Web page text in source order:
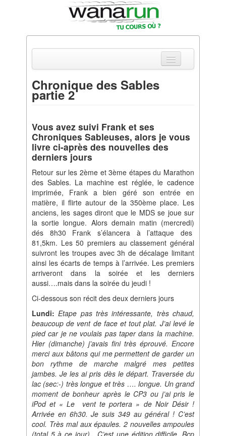
Actualités
Parcours & Courses
Outils & Réseaux
Chronique des Sables
partie 2
Vous avez suivi Frank et ses
Chroniques Sableuses, alors je vous
livre ci-après des nouvelles des
derniers jours
Retour sur les 2ème et 3ème étapes du Marathon
des Sables. La machine est réglée, le cadence
imprimée, Frank a bien géré son entrée en
matière, il flirte autour de la 350ème place. Les
anciens, les sages diront que le MDS se joue sur
la sortie longue. Alors demain matin (mercredi)
dés 8h30 Frank s’élancera à l’attaque des
81,5km. Les 50 premiers au classement général
suivront les troupes avec 3h de décalage limitant
ainsi les écarts de temps à l’arrivée. Les premiers
arriveront dans la soirée et les derniers
aussi….mais dans la soirée du jeudi !
Ci-dessous son récit des deux derniers jours
Lundi: Etape pas très intéressante, très chaud,
beaucoup de vent de face et tout plat. J’ai levé le
pied car je ne voulais pas taper dans la machine.
Hier (dimanche) j’avais fini très éprouvé. Encore
merci aux bâtons qui me permettent de garder un
bon rythme de marche malgré mes petites
jambes. Je les ai pris dès le départ. Traversée du
lac (sec:-) très longue et très …. longue. Un grand
moment de bonheur après le CP3 ou j’ai pris le
iPod et « Le vent te portera » de Noir Désir !
Arrivée en 6h30. Je suis 349 au général ! C’est
cool. Très mal aux épaules. 2 nouvelles ampoules
(total 5 à ce jour). C’est une édition difficile. Bcp